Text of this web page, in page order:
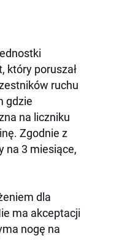
który poruszał
ruchu
gdzie
na liczniku
Zgodnie z
na 3 miesiące,
dla
ma akceptacji
nogę na